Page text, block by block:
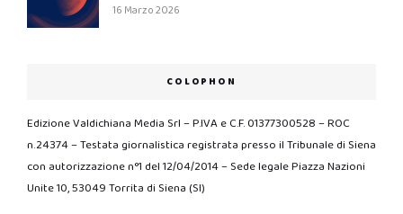
16 Marzo 2026
COLOPHON
Edizione Valdichiana Media Srl – P.IVA e C.F. 01377300528 – ROC
n.24374 – Testata giornalistica registrata presso il Tribunale di Siena
con autorizzazione n°1 del 12/04/2014 – Sede legale Piazza Nazioni
Unite 10, 53049 Torrita di Siena (SI)